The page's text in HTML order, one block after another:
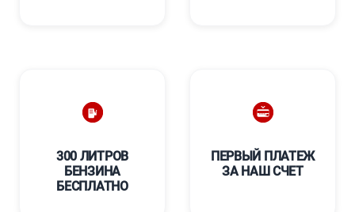
300 ЛИТРОВ
БЕНЗИНА
БЕСПЛАТНО
****
ПЕРВЫЙ ПЛАТЕЖ
ЗА НАШ СЧЕТ